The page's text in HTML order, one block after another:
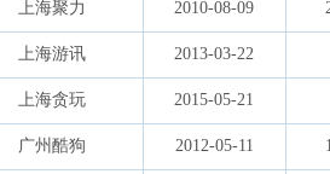
上海聚力 2010-08-09
上海游讯 2013-03-22
上海贪玩 2015-05-21
广州酷狗 2012-05-11